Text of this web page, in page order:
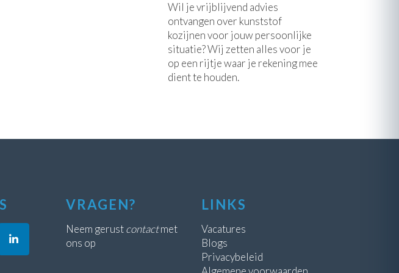
Wil je vrijblijvend advies
ontvangen over kunststof
kozijnen voor jouw persoonlijke
situatie? Wij zetten alles voor je
op een rijtje waar je rekening mee
dient te houden.
VRAGEN?
Neem gerustcontactmet
ons op
LINKS
Vacatures
Blogs
Privacybeleid